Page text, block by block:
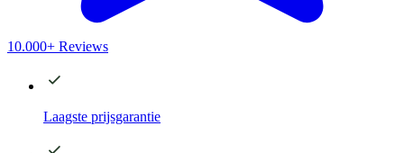
10.000+ Reviews
Laagste prijsgarantie